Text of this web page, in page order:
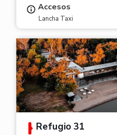
Accesos
Lancha Taxi
Refugio 31